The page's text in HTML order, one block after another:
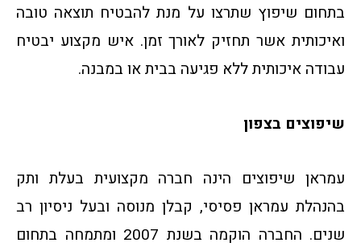
בתחום שיפוץ שתרצו על מנת להבטיח תוצאה טובה
ואיכותית אשר תחזיק לאורך זמן. איש מקצוע יבטיח
עבודה איכותית ללא פגיעה בבית או במבנה.
שיפוצים בצפון
עמראן שיפוצים הינה חברה מקצועית בעלת ותק
בהנהלת עמראן פסיסי, קבלן מנוסה ובעל ניסיון רב
שנים. החברה הוקמה בשנת 2007 ומתמחה בתחום